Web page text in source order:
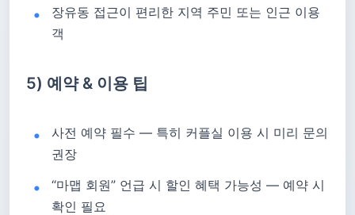
장유동 접근이 편리한 지역 주민 또는 인근 이용
객
5) 예약 & 이용 팁
사전 예약 필수 — 특히 커플실 이용 시 미리 문의
권장
“마맵 회원” 언급 시 할인 혜택 가능성 — 예약 시
확인 필요